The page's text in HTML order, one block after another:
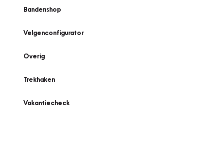
Bandenshop
Velgenconfigurator
Overig
Trekhaken
Vakantiecheck